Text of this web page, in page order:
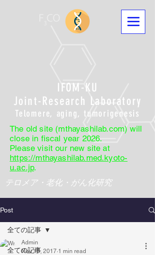
IFOM-KU
Joint-Research Laboratory
Telomere, aging, tumorigenesis
テロメア・老化・がん化研究
The old site (mthayashilab.com) will
close in fiscal year 2026.
Please visit our new site at
https://mthayashilab.med.kyoto-
u.ac.jp.
Post
全ての記事
全ての記事
Admin
Nov 15, 2017 1 min read